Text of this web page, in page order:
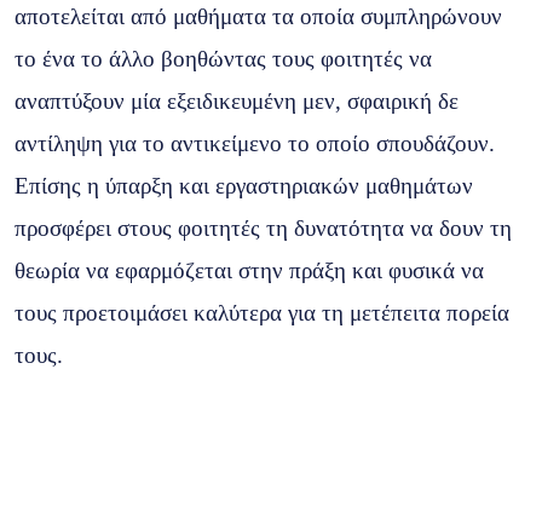
αποτελείται από μαθήματα τα οποία συμπληρώνουν
το ένα το άλλο βοηθώντας τους φοιτητές να
αναπτύξουν μία εξειδικευμένη μεν, σφαιρική δε
αντίληψη για το αντικείμενο το οποίο σπουδάζουν.
Επίσης η ύπαρξη και εργαστηριακών μαθημάτων
προσφέρει στους φοιτητές τη δυνατότητα να δουν τη
θεωρία να εφαρμόζεται στην πράξη και φυσικά να
τους προετοιμάσει καλύτερα για τη μετέπειτα πορεία
τους.